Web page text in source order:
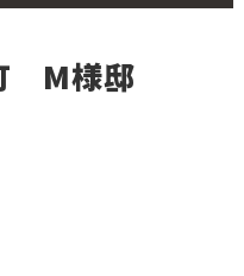
M様邸